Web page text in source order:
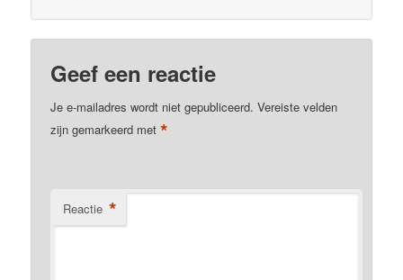
Geef een reactie
Je e-mailadres wordt niet gepubliceerd. Vereiste velden
zijn gemarkeerd met*
Reactie *